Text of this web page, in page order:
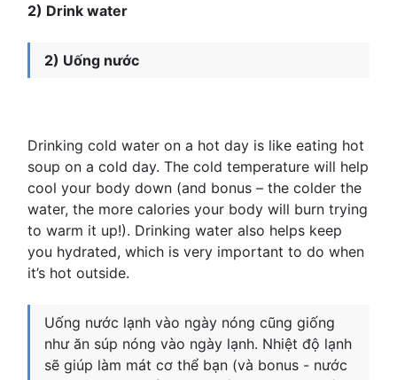
2) Drink water
2) Uống nước
Drinking cold water on a hot day is like eating hot
soup on a cold day. The cold temperature will help
cool your body down (and bonus – the colder the
water, the more calories your body will burn trying
to warm it up!). Drinking water also helps keep
you hydrated, which is very important to do when
it’s hot outside.
Uống nước lạnh vào ngày nóng cũng giống
như ăn súp nóng vào ngày lạnh. Nhiệt độ lạnh
sẽ giúp làm mát cơ thể bạn (và bonus - nước